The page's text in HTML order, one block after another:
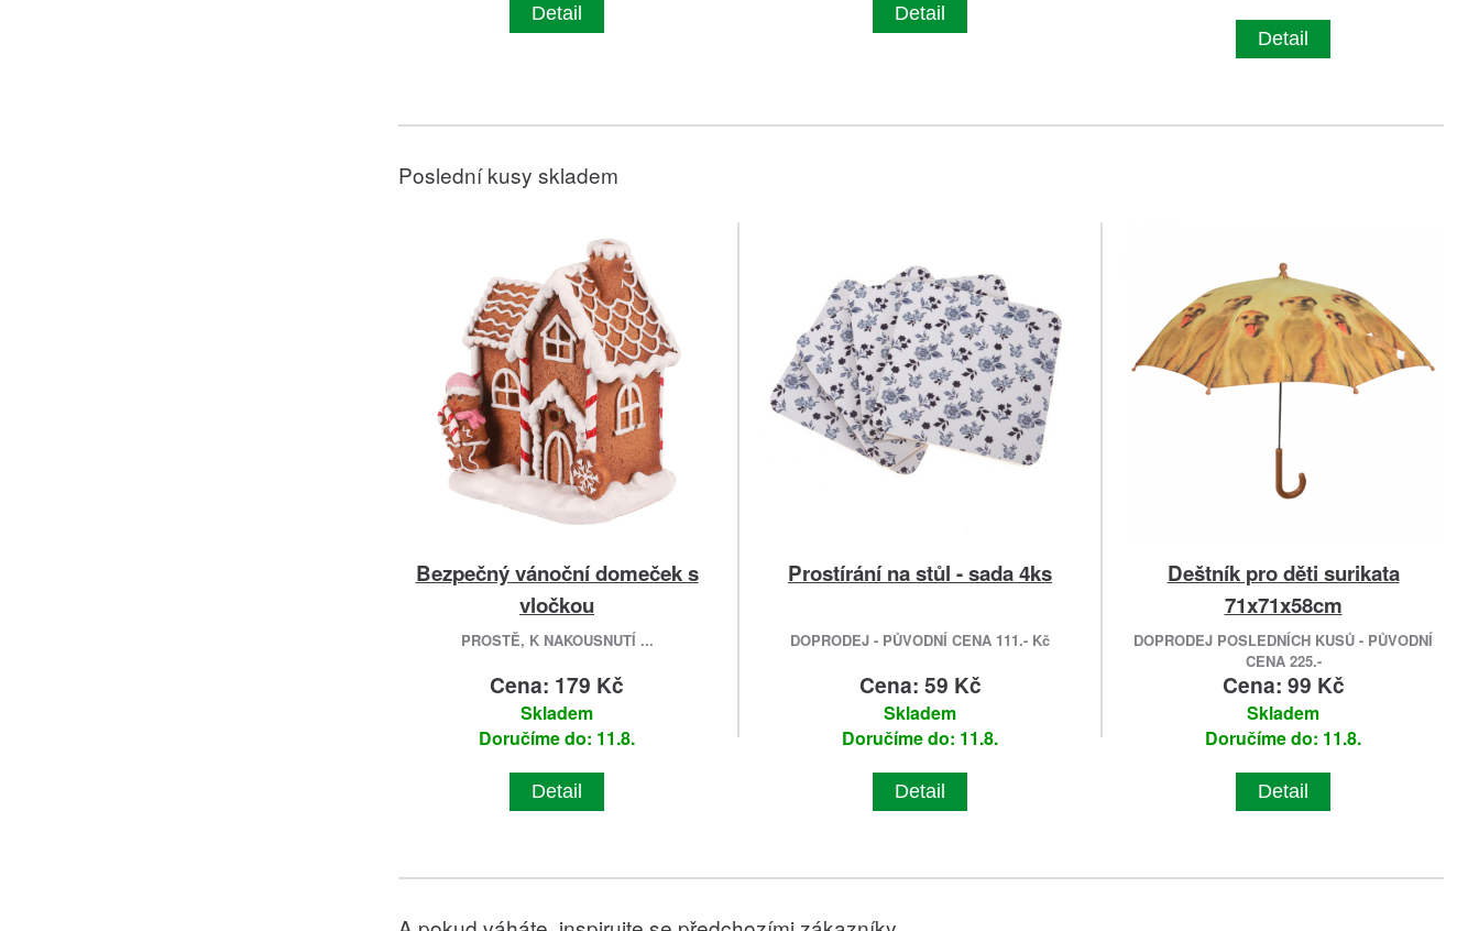
Detail Detail
Detail
Poslední kusy skladem
Bezpečný vánoční domeček s
vločkou
PROSTĚ, K NAKOUSNUTÍ ...
Cena: 179 Kč
Skladem
Doručíme do: 11.8.
Detail
Prostírání na stůl - sada 4ks
DOPRODEJ - PŮVODNÍ CENA 111.- Kč
Cena: 59 Kč
Skladem
Doručíme do: 11.8.
Detail
Deštník pro děti surikata
71x71x58cm
DOPRODEJ POSLEDNÍCH KUSŮ - PŮVODNÍ
CENA 225.-
Cena: 99 Kč
Skladem
Doručíme do: 11.8.
Detail